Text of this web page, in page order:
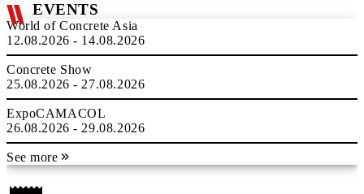
EVENTS
World of Concrete Asia
12.08.2026 - 14.08.2026
Concrete Show
25.08.2026 - 27.08.2026
ExpoCAMACOL
26.08.2026 - 29.08.2026
See more